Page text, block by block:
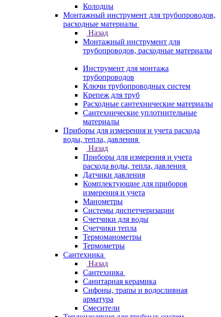
Колодцы
Монтажный инструмент для трубопроводов,
расходные материалы
Назад
Монтажный инструмент для
трубопроводов, расходные материалы
Инструмент для монтажа
трубопроводов
Ключи трубопроводных систем
Крепеж для труб
Расходные сантехнические материалы
Сантехнические уплотнительные
материалы
Приборы для измерения и учета расхода
воды, тепла, давления
Назад
Приборы для измерения и учета
расхода воды, тепла, давления
Датчики давления
Комплектующие для приборов
измерения и учета
Манометры
Системы диспетчеризации
Счетчики для воды
Счетчики тепла
Термоманометры
Термометры
Сантехника
Назад
Сантехника
Санитарная керамика
Сифоны, трапы и водосливная
арматура
Смесители